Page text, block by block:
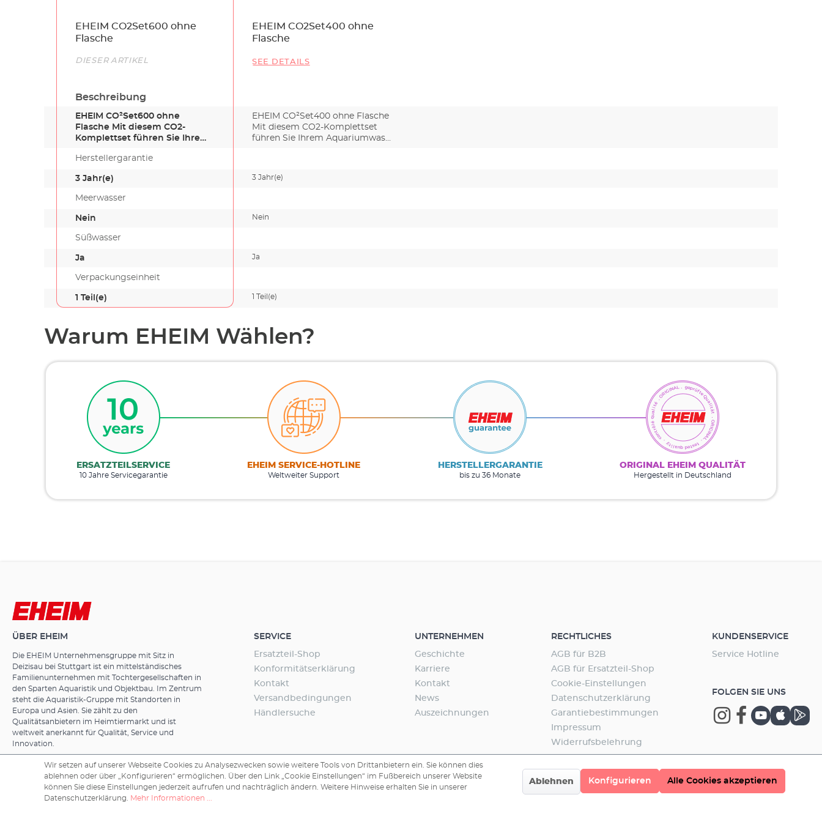
Name
EHEIM CO2Set600 ohne
Flasche
EHEIM CO2Set400 ohne
Flasche
Link
DIESER ARTIKEL SEE DETAILS
Beschreibung
EHEIM CO²Set600 ohne
Flasche Mit diesem CO2-
Komplettset führen Sie Ihrem
EHEIM CO²Set400 ohne Flasche
Mit diesem CO2-Komplettset
führen Sie Ihrem Aquariumwas…
Herstellergarantie
3 Jahr(e) 3 Jahr(e)
Meerwasser
Nein Nein
Süßwasser
Ja Ja
Verpackungseinheit
1 Teil(e) 1 Teil(e)
Warum EHEIM Wählen?
ERSATZTEILSERVICE
10 Jahre Servicegarantie
EHEIM SERVICE-HOTLINE
Weltweiter Support
HERSTELLERGARANTIE
bis zu 36 Monate
ORIGINAL EHEIM QUALITÄT
Hergestellt in Deutschland
ÜBER EHEIM
Die EHEIM Unternehmensgruppe mit Sitz in
Deizisau bei Stuttgart ist ein mittelständisches
Familienunternehmen mit Tochtergesellschaften in
den Sparten Aquaristik und Objektbau. Im Zentrum
steht die Aquaristik-Gruppe mit Standorten in
Europa und Asien. Sie zählt zu den
Qualitätsanbietern im Heimtiermarkt und ist
weltweit anerkannt für Qualität, Service und
Innovation.
SERVICE
Ersatzteil-Shop
Konformitätserklärung
Kontakt
Versandbedingungen
Händlersuche
UNTERNEHMEN
Geschichte
Karriere
Kontakt
News
Auszeichnungen
RECHTLICHES
AGB für B2B
AGB für Ersatzteil-Shop
Cookie-Einstellungen
Datenschutzerklärung
Garantiebestimmungen
Impressum
Widerrufsbelehrung
KUNDENSERVICE
Service Hotline
FOLGEN SIE UNS
Copyright © 2026 EHEIM GmbH & Co. KG.
Wir setzen auf unserer Webseite Cookies zu Analysezwecken sowie weitere Tools von Drittanbietern ein. Sie können dies
ablehnen oder über „Konfigurieren“ ermöglichen. Über den Link „Cookie Einstellungen“ im Fußbereich unserer Website
können Sie diese Einstellungen jederzeit aufrufen und nachträglich ändern. Weitere Hinweise erhalten Sie in unserer
Datenschutzerklärung.
Mehr Informationen ...
Ablehnen Konfigurieren Alle Cookies akzeptieren